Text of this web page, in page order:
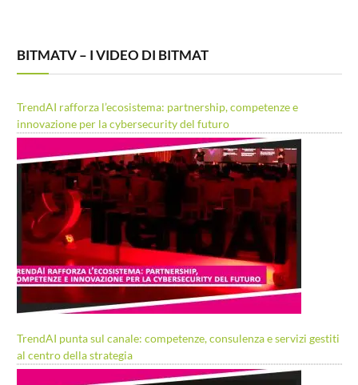
BITMATV – I VIDEO DI BITMAT
TrendAI rafforza l’ecosistema: partnership, competenze e
innovazione per la cybersecurity del futuro
TrendAI punta sul canale: competenze, consulenza e servizi gestiti
al centro della strategia